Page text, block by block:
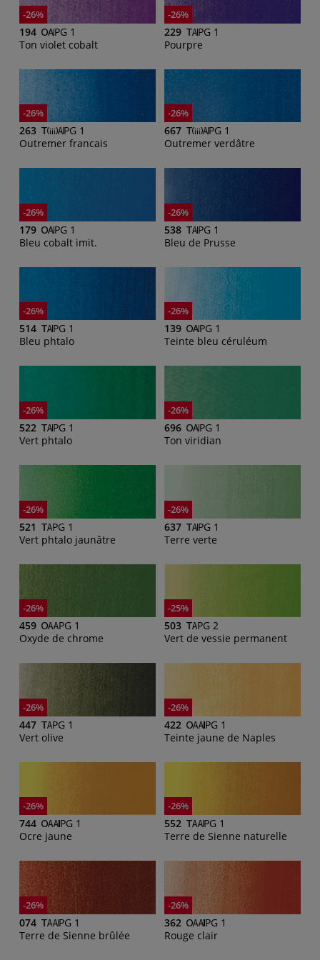
-26%
194
PG 1
Ton violet cobalt
-26%
229
PG 1
Pourpre
-26%
263
PG 1
Outremer francais
-26%
667
PG 1
Outremer verdâtre
-26%
179
PG 1
Bleu cobalt imit.
-26%
538
PG 1
Bleu de Prusse
-26%
514
PG 1
Bleu phtalo
-26%
139
PG 1
Teinte bleu céruléum
-26%
522
PG 1
Vert phtalo
-26%
696
PG 1
Ton viridian
-26%
521
PG 1
Vert phtalo jaunâtre
-26%
637
PG 1
Terre verte
-26%
459
PG 1
Oxyde de chrome
-25%
503
PG 2
Vert de vessie permanent
-26%
447
PG 1
Vert olive
-26%
422
PG 1
Teinte jaune de Naples
-26%
744
PG 1
Ocre jaune
-26%
552
PG 1
Terre de Sienne naturelle
-26%
074
PG 1
Terre de Sienne brûlée
-26%
362
PG 1
Rouge clair